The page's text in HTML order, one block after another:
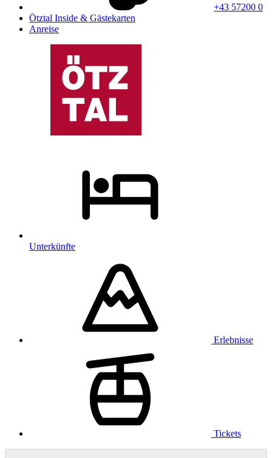
+43 57200 0
Ötztal Inside & Gästekarten
Anreise
Unterkünfte
Erlebnisse
Tickets